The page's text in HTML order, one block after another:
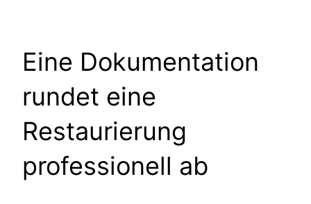
Eine Dokumentation
rundet eine
Restaurierung
professionell ab